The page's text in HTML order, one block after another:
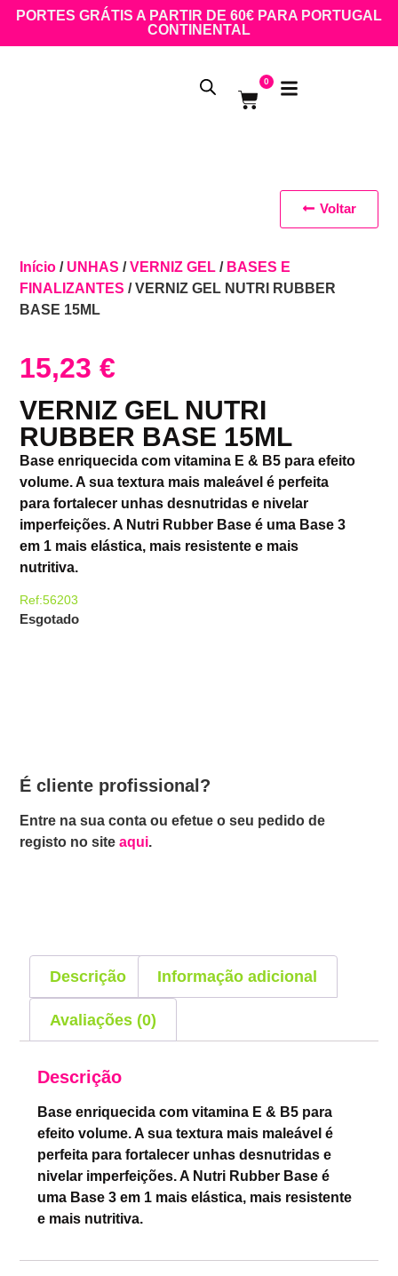
PORTES GRÁTIS A PARTIR DE 60€ PARA PORTUGAL
CONTINENTAL
0
Início / UNHAS /VERNIZ GEL / BASES E
FINALIZANTES / VERNIZ GEL NUTRI RUBBER
BASE 15ML
15,23€
VERNIZ GEL NUTRI
RUBBER BASE 15ML
Base enriquecida com vitamina E & B5 para efeito
volume. A sua textura mais maleável é perfeita
para fortalecer unhas desnutridas e nivelar
imperfeições. A Nutri Rubber Base é uma Base 3
em 1 mais elástica, mais resistente e mais
nutritiva.
Ref:56203
Esgotado
É cliente profissional?
Entre na sua conta ou efetue o seu pedido de
registo no siteaqui.
Voltar
Descrição Informação adicional
Avaliações (0)
Descrição
Base enriquecida com vitamina E & B5 para
efeito volume. A sua textura mais maleável é
perfeita para fortalecer unhas desnutridas e
nivelar imperfeições. A Nutri Rubber Base é
uma Base 3 em 1 mais elástica, mais resistente
e mais nutritiva.